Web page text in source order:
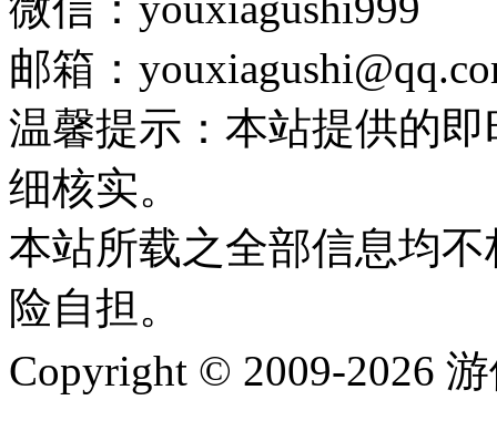
邮箱：
温馨提示：本站提供的
细核实。
本站所载之全部信息均
险自担。
Copyright © 2009-2026